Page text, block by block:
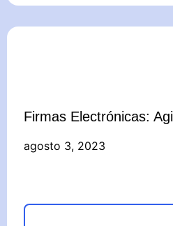
Firmas Electrónicas:
agosto 3, 2023